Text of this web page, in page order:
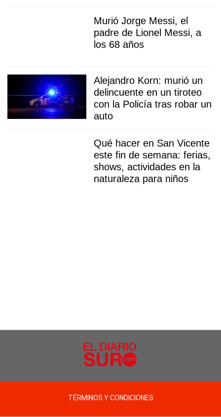
Murió Jorge Messi, el
padre de Lionel Messi, a
los 68 años
Alejandro Korn: murió un
delincuente en un tiroteo
con la Policía tras robar un
auto
Qué hacer en San Vicente
este fin de semana: ferias,
shows, actividades en la
naturaleza para niños
TÉRMINOS Y CONDICIONES